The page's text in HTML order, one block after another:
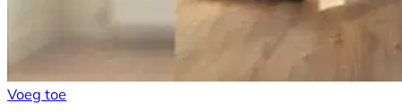
Voeg toe